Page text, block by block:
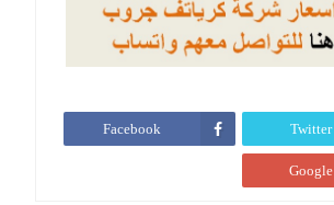
Twitter
Facebook
Google